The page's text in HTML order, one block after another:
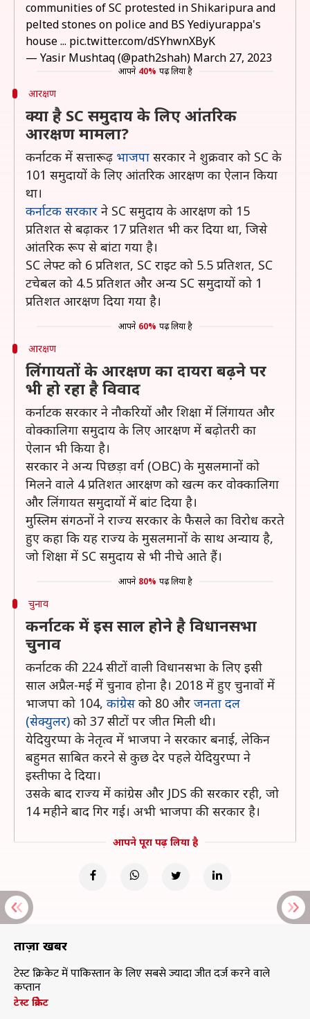
communities of SC protested in Shikaripura and
pelted stones on police and BS Yediyurappa's
house ... pic.twitter.com/dSYhwnXByK
— Yasir Mushtaq (@path2shah) March 27, 2023
आपने 40% पढ़ लिया है
आरक्षण
क्या है SC समुदाय के लिए आंतरिक
आरक्षण मामला?
कर्नाटक में सत्तारूढ़ भाजपा सरकार ने शुक्रवार को SC के
101 समुदायों के लिए आंतरिक आरक्षण का ऐलान किया
था।
कर्नाटक सरकार ने SC समुदाय के आरक्षण को 15
प्रतिशत से बढ़ाकर 17 प्रतिशत भी कर दिया था, जिसे
आंतरिक रूप से बांटा गया है।
SC लेफ्ट को 6 प्रतिशत, SC राइट को 5.5 प्रतिशत, SC
टचेबल को 4.5 प्रतिशत और अन्य SC समुदायों को 1
प्रतिशत आरक्षण दिया गया है।
आपने 60% पढ़ लिया है
आरक्षण
लिंगायतों के आरक्षण का दायरा बढ़ने पर
भी हो रहा है विवाद
कर्नाटक सरकार ने नौकरियों और शिक्षा में लिंगायत और
वोक्कालिगा समुदाय के लिए आरक्षण में बढ़ोतरी का
ऐलान भी किया है।
सरकार ने अन्य पिछड़ा वर्ग (OBC) के मुसलमानों को
मिलने वाले 4 प्रतिशत आरक्षण को खत्म कर वोक्कालिगा
और लिंगायत समुदायों में बांट दिया है।
मुस्लिम संगठनों ने राज्य सरकार के फैसले का विरोध करते
हुए कहा कि यह राज्य के मुसलमानों के साथ अन्याय है,
जो शिक्षा में SC समुदाय से भी नीचे आते हैं।
आपने 80% पढ़ लिया है
चुनाव
कर्नाटक में इस साल होने है विधानसभा
चुनाव
कर्नाटक की 224 सीटों वाली विधानसभा के लिए इसी
साल अप्रैल-मई में चुनाव होना है। 2018 में हुए चुनावों में
भाजपा को 104, कांग्रेसको 80 और जनता दल
(सेक्युलर) को 37 सीटों पर जीत मिली थी।
येदियुरप्पा के नेतृत्व में भाजपा ने सरकार बनाई, लेकिन
बहुमत साबित करने से कुछ देर पहले येदियुरप्पा ने
इस्तीफा दे दिया।
उसके बाद राज्य में कांग्रेस और JDS की सरकार रही, जो
14 महीने बाद गिर गई। अभी भाजपा की सरकार है।
आपने पूरा पढ़ लिया है
ताज़ा खबरें
टेस्ट क्रिकेट में पाकिस्तान के लिए सबसे ज्यादा जीत दर्ज करने वाले
कप्तान
टेस्ट क्रिकेट